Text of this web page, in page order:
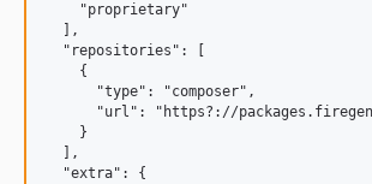
    "proprietary"
  ],
  "repositories": [
    {
      "type": "composer",
"url": "https?://
    }
  ],
  "extra": {